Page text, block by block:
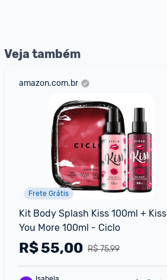
Veja também
amazon.com.br
Frete Grátis
Kit Body Splash Kiss 100ml + Kiss
You More 100ml - Ciclo
R$ 75,99
R$55,00